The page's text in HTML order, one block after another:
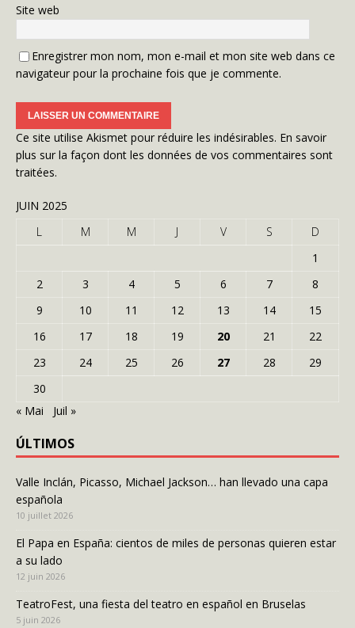
Site web
Enregistrer mon nom, mon e-mail et mon site web dans ce
navigateur pour la prochaine fois que je commente.
Ce site utilise Akismet pour réduire les indésirables. En savoir
plus sur la façon dont les données de vos commentaires sont
traitées.
JUIN 2025
L
M M J V S
D
1
2
3 4 5 6 7
8
9
10 11 12 13 14
15
16
17 18 19 20 21
22
23
24 25 26 27 28
29
30
« Mai
Juil »
ÚLTIMOS
Valle Inclán, Picasso, Michael Jackson… han llevado una capa
española
10 juillet 2026
El Papa en España: cientos de miles de personas quieren estar
a su lado
12 juin 2026
TeatroFest, una fiesta del teatro en español en Bruselas
5 juin 2026